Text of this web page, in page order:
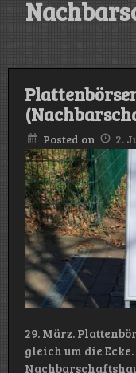
Posted on 2.
29. März.
gleich um die